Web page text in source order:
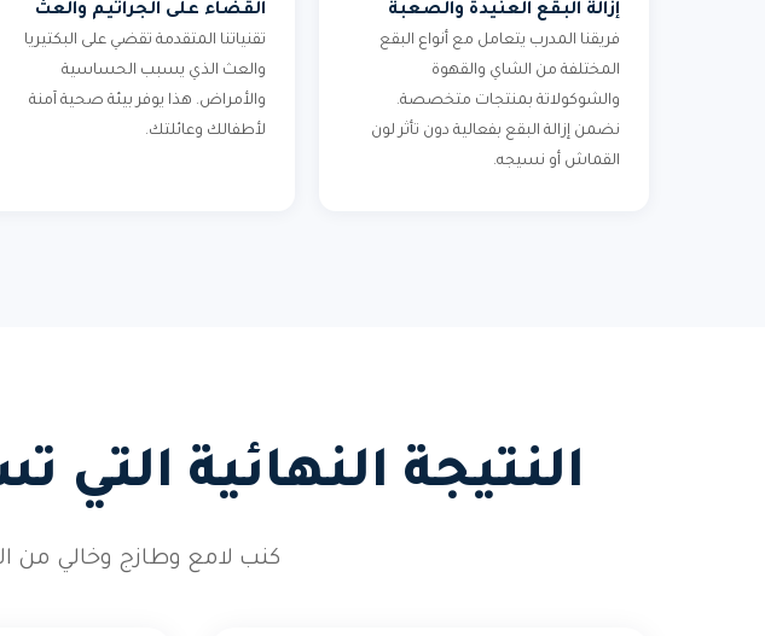
إزالة البقع العنيدة والصعبة
فريقنا المدرب يتعامل مع أنواع البقع
المختلفة من الشاي والقهوة
والشوكولاتة بمنتجات متخصصة.
نضمن إزالة البقع بفعالية دون تأثر لون
القماش أو نسيجه.
القضاء على الجراثيم والعث
تقنياتنا المتقدمة تقضي على البكتيريا
والعث الذي يسبب الحساسية
والأمراض. هذا يوفر بيئة صحية آمنة
لأطفالك وعائلتك.
النتيجة النهائية
كنب لامع وطازج وخالي من